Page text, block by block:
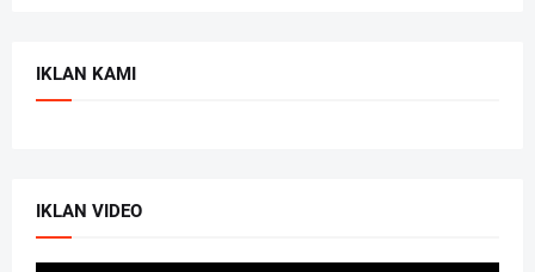
IKLAN KAMI
IKLAN VIDEO